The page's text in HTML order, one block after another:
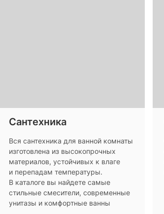
Сантехника
Вся сантехника для ванной комнаты
изготовлена из высокопрочных
материалов, устойчивых к влаге
и перепадам температуры.
В каталоге вы найдете самые
стильные смесители, современные
унитазы и комфортные ванны